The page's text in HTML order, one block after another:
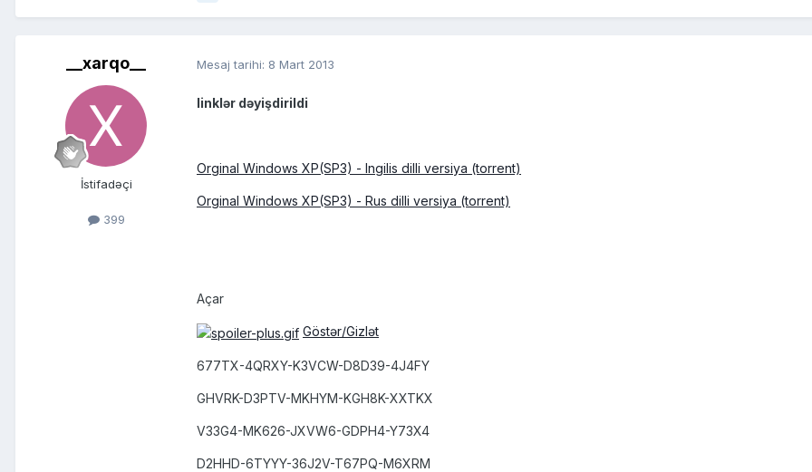
__xarqo__
İstifadəçi
399
Mesaj tarihi: 8 Mart 2013
linklər dəyişdirildi
Orginal Windows XP(SP3) - Ingilis dilli versiya (torrent)
Orginal Windows XP(SP3) - Rus dilli versiya (torrent)
Açar
Göstər/Gizlət
677TX-4QRXY-K3VCW-D8D39-4J4FY
GHVRK-D3PTV-MKHYM-KGH8K-XXTKX
V33G4-MK626-JXVW6-GDPH4-Y73X4
D2HHD-6TYYY-36J2V-T67PQ-M6XRM